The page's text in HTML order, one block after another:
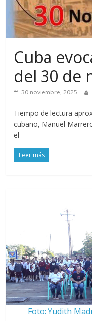
Cuba
del 30 de
30 noviembre, 2025
Tiempo de lectura
cubano, Manuel
el
Leer más
Foto: Yudith